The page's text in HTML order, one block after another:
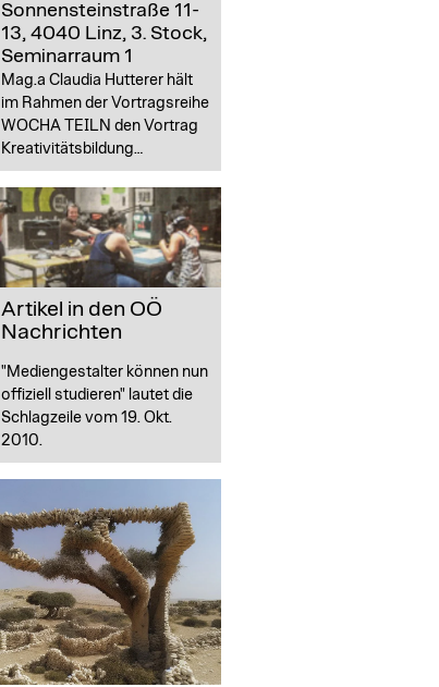
Sonnensteinstraße 11-
13, 4040 Linz, 3. Stock,
Seminarraum 1
Mag.a Claudia Hutterer hält
im Rahmen der Vortragsreihe
WOCHA TEILN den Vortrag
Kreativitätsbildung…
Artikel in den OÖ
Nachrichten
"Mediengestalter können nun
offiziell studieren" lautet die
Schlagzeile vom 19. Okt.
2010.